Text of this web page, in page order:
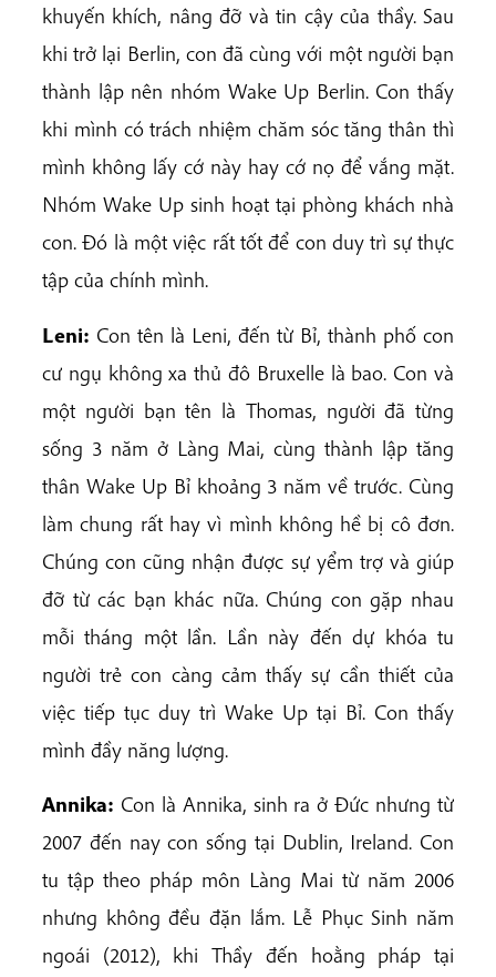
khuyến khích, nâng đỡ và tin cậy của thầy. Sau
khi trở lại Berlin, con đã cùng với một người bạn
thành lập nên nhóm Wake Up Berlin. Con thấy
khi mình có trách nhiệm chăm sóc tăng thân thì
mình không lấy cớ này hay cớ nọ để vắng mặt.
Nhóm Wake Up sinh hoạt tại phòng khách nhà
con. Đó là một việc rất tốt để con duy trì sự thực
tập của chính mình.
Leni: Con tên là Leni, đến từ Bỉ, thành phố con
cư ngụ không xa thủ đô Bruxelle là bao. Con và
một người bạn tên là Thomas, người đã từng
sống 3 năm ở Làng Mai, cùng thành lập tăng
thân Wake Up Bỉ khoảng 3 năm về trước. Cùng
làm chung rất hay vì mình không hề bị cô đơn.
Chúng con cũng nhận được sự yểm trợ và giúp
đỡ từ các bạn khác nữa. Chúng con gặp nhau
mỗi tháng một lần. Lần này đến dự khóa tu
người trẻ con càng cảm thấy sự cần thiết của
việc tiếp tục duy trì Wake Up tại Bỉ. Con thấy
mình đầy năng lượng.
Annika: Con là Annika, sinh ra ở Đức nhưng từ
2007 đến nay con sống tại Dublin, Ireland. Con
tu tập theo pháp môn Làng Mai từ năm 2006
nhưng không đều đặn lắm. Lễ Phục Sinh năm
ngoái (2012), khi Thầy đến hoằng pháp tại